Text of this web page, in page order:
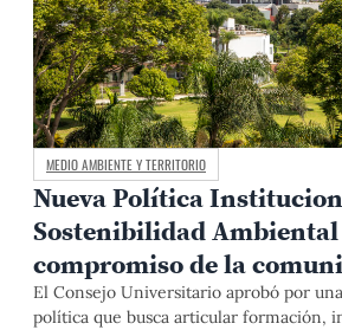
MEDIO AMBIENTE Y TERRITORIO
Nueva Política
Sostenibilidad
compromiso de la
con el medio ambiente
El Consejo Universitario aprobó por
política que busca articular formación,